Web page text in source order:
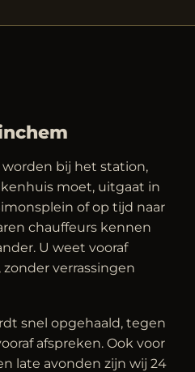
bij het station,
moet, uitgaat in
of op tijd naar
chauffeurs kennen
U weet vooraf
verrassingen
snel opgehaald, tegen
afspreken. Ook voor
late avonden zijn wij 24